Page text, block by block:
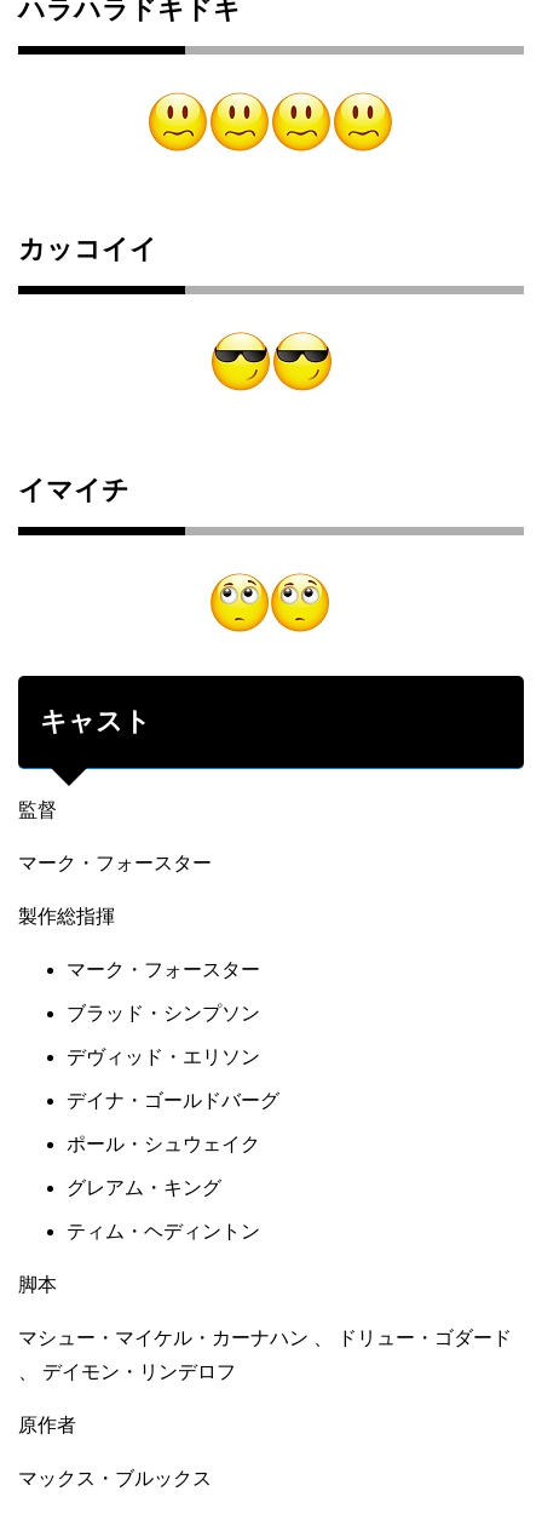
ハラハラドキドキ
カッコイイ
イマイチ
キャスト
監督
マーク・フォースター
製作総指揮
マーク・フォースター
ブラッド・シンプソン
デヴィッド・エリソン
デイナ・ゴールドバーグ
ポール・シュウェイク
グレアム・キング
ティム・ヘディントン
脚本
マシュー・マイケル・カーナハン 、 ドリュー・ゴダード
、 デイモン・リンデロフ
原作者
マックス・ブルックス